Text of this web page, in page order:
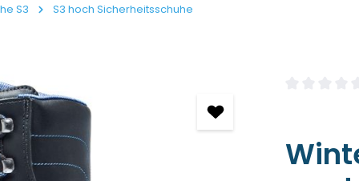
S3 S3 hoch Sicherheitsschuhe